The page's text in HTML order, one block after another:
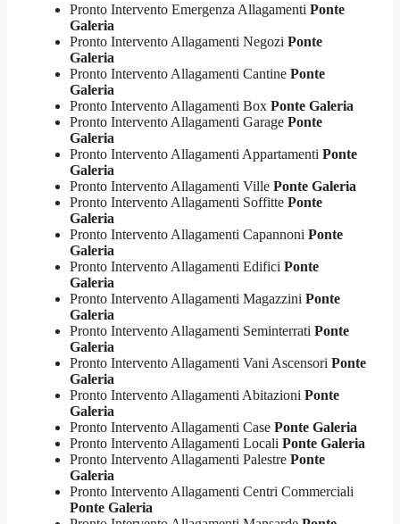
Pronto Intervento Emergenza Allagamenti Ponte
Galeria
Pronto Intervento Allagamenti Negozi Ponte
Galeria
Pronto Intervento Allagamenti Cantine Ponte
Galeria
Pronto Intervento Allagamenti Box Ponte Galeria
Pronto Intervento Allagamenti Garage Ponte
Galeria
Pronto Intervento Allagamenti Appartamenti Ponte
Galeria
Pronto Intervento Allagamenti Ville Ponte Galeria
Pronto Intervento Allagamenti Soffitte Ponte
Galeria
Pronto Intervento Allagamenti Capannoni Ponte
Galeria
Pronto Intervento Allagamenti Edifici Ponte
Galeria
Pronto Intervento Allagamenti Magazzini Ponte
Galeria
Pronto Intervento Allagamenti Seminterrati Ponte
Galeria
Pronto Intervento Allagamenti Vani Ascensori Ponte
Galeria
Pronto Intervento Allagamenti Abitazioni Ponte
Galeria
Pronto Intervento Allagamenti Case Ponte Galeria
Pronto Intervento Allagamenti Locali Ponte Galeria
Pronto Intervento Allagamenti Palestre Ponte
Galeria
Pronto Intervento Allagamenti Centri Commerciali
Ponte Galeria